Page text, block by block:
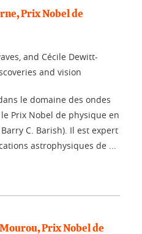
Prix Nobel de
and Cécile Dewitt-
and vision
le domaine des ondes
Prix Nobel de physique en
C. Barish). Il est expert
astrophysiques de ...
Prix Nobel de